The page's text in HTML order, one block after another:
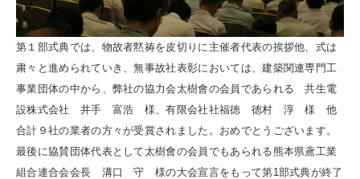
第１部式典では、物故者黙祷を皮切りに主催者代表の挨拶他、式は
粛々と進められていき、無事故社表彰においては、建築関連専門工
事業団体の中から、弊社の協力会太樹會の会員であられる 共生電
設株式会社 井手 富浩 様、有限会社社福徳 徳村 淳 様 他
合計９社の業者の方々が受賞されました。おめでとうございます。
最後に協賛団体代表として太樹會の会員でもあられる熊本県鳶工業
組合連合会会長 溝口 守 様の大会宣言をもって第1部式典が終了